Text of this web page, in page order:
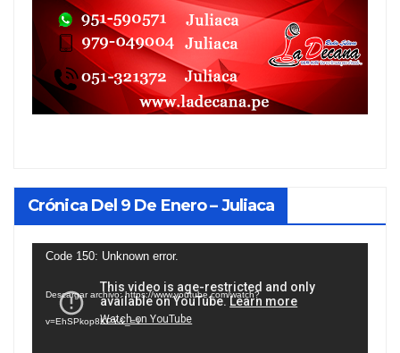
Crónica Del 9 De Enero – Juliaca
Reproductor
vídeo
Code 150: Unknown error.
Descargar archivo: https://www.youtube.com/watch?
v=EhSPkop8KPY&_=1